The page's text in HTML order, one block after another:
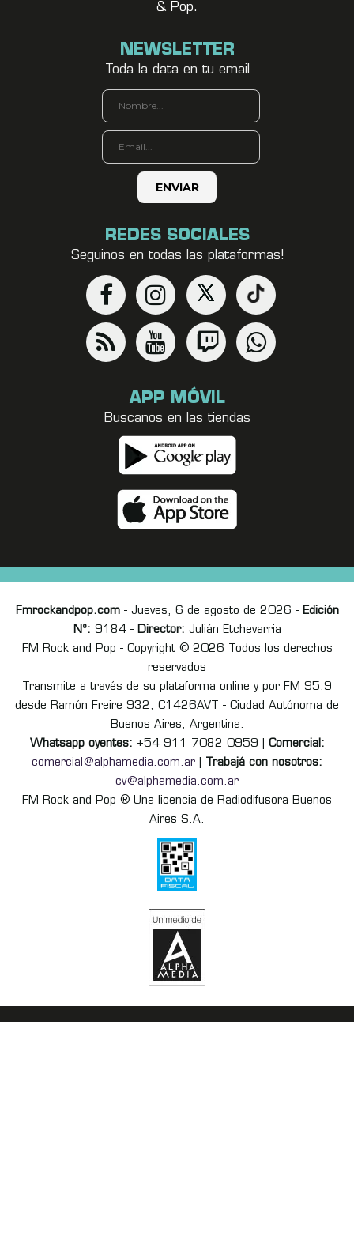
& Pop.
NEWSLETTER
Toda la data en tu email
REDES SOCIALES
Seguinos en todas las plataformas!
APP MÓVIL
Buscanos en las tiendas
Fmrockandpop.com- Jueves, 6 de agosto de 2026 - Edición
Nº: 9184 - Director: Julián Etchevarria
FM Rock and Pop - Copyright © 2026 Todos los derechos
reservados
Transmite a través de su plataforma online y por FM 95.9
desde Ramón Freire 932, C1426AVT - Ciudad Autónoma de
Buenos Aires, Argentina.
Whatsapp oyentes: +54 911 7082 0959 | Comercial:
comercial@alphamedia.com.ar
Trabajá con nosotros:
cv@alphamedia.com.ar
FM Rock and Pop ® Una licencia de Radiodifusora Buenos
Aires S.A.